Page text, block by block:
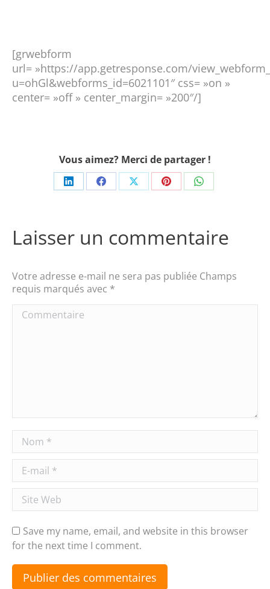
[grwebform
url= »https://app.getresponse.com/
u=ohGl&webforms_id=6021101″ css= »on »
center= »off » center_margin= »200″/]
Vous aimez? Merci de partager !
Share Share Share Share Share
Laisser un commentaire
Votre adresse e-mail ne sera pas publiée Champs
requis marqués avec *
Commentaire
Nom *
E-mail *
Site Web
Save my name, email, and website in this browser
for the next time I comment.
Publier des commentaires